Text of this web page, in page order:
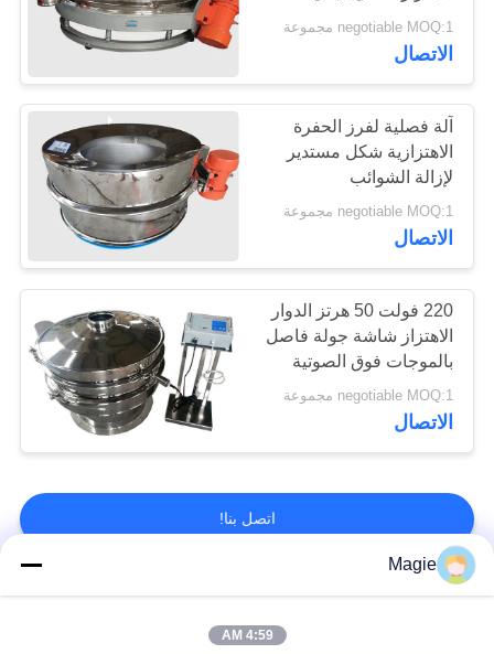
مضغوط
negotiable MOQ:1 مجموعة
الاتصال
آلة فصلية لفرز الحفرة
الاهتزازية شكل مستدير
لإزالة الشوائب
negotiable MOQ:1 مجموعة
الاتصال
220 فولت 50 هرتز الدوار
الاهتزاز شاشة جولة فاصل
بالموجات فوق الصوتية
negotiable MOQ:1 مجموعة
الاتصال
اتصل بنا!
فئات شعبية
Magie
4:59 AM